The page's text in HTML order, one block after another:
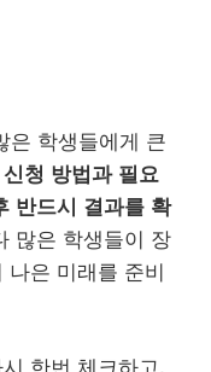
은 학생들에게 큰
신청 방법과 필요
반드시 결과를 확
많은 학생들이 장
나은 미래를 준비